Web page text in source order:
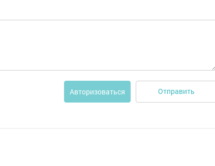
Авторизоваться Отправить